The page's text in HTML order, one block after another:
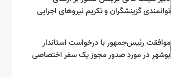
توانمندی گزینشگران و تکریم نیروهای اجرایی
موافقت رئیس‌جمهور با درخواست استاندار
بوشهر در مورد صدور مجوز یک سفر اختصاصی